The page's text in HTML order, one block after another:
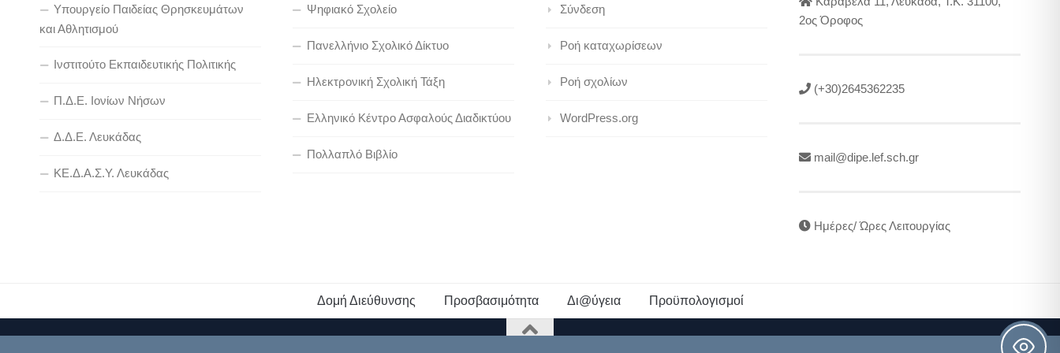
Υπουργείο Παιδείας Θρησκευμάτων
και Αθλητισμού
Ινστιτούτο Εκπαιδευτικής Πολιτικής
Π.Δ.Ε. Ιονίων Νήσων
Δ.Δ.Ε. Λευκάδας
ΚΕ.Δ.Α.Σ.Υ. Λευκάδας
Ψηφιακό Σχολείο
Πανελλήνιο Σχολικό Δίκτυο
Ηλεκτρονική Σχολική Τάξη
Ελληνικό Κέντρο Ασφαλούς Διαδικτύου
Πολλαπλό Βιβλίο
Σύνδεση
Ροή καταχωρίσεων
Ροή σχολίων
WordPress.org
2ος Όροφος
(+30)2645362235
mail@dipe.lef.sch.gr
Ημέρες/ Ώρες Λειτουργίας
Δομή Διεύθυνσης Προσβασιμότητα Δι@ύγεια Προϋπολογισμοί